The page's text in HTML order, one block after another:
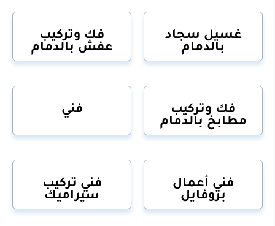
غسيل سجاد
بالدمام
فك وتركيب
عفش بالدمام
فك وتركيب
مطابخ بالدمام
فني
فني أعمال
بروفايل
فني تركيب
سيراميك